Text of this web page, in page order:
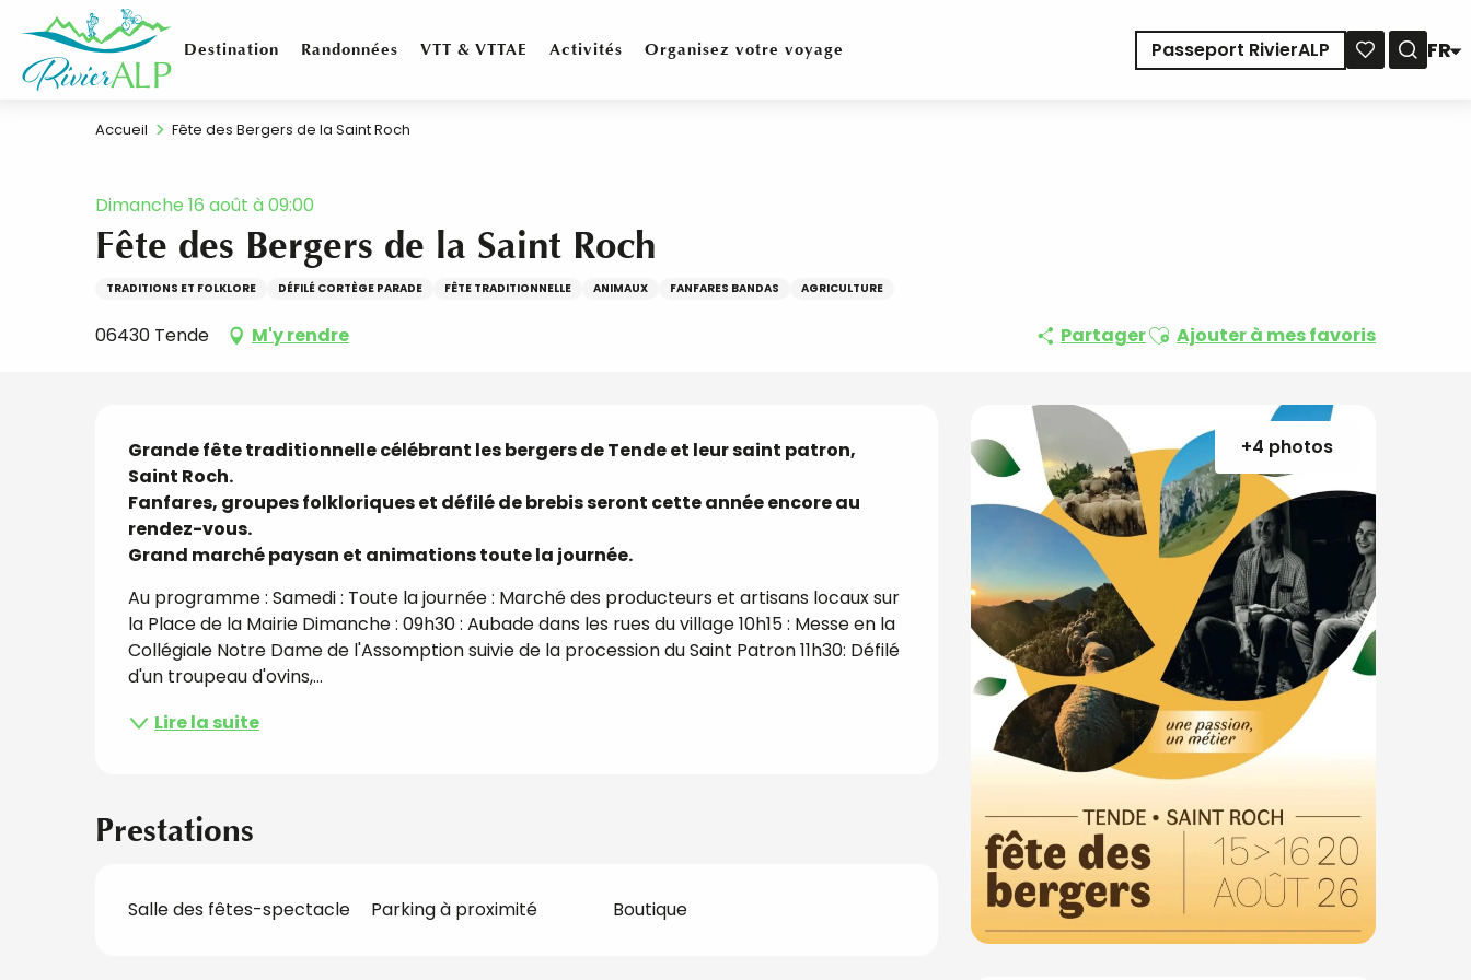
contenu
principal
Passeport RivierALP
FR
Destination Randonnées VTT & VTTAE Activités Organisez votre voyage
Accueil Fête des Bergers de la Saint Roch
Dimanche 16 août à 09:00
Fête des Bergers de la Saint Roch
TRADITIONS ET FOLKLORE DÉFILÉ CORTÈGE PARADE FÊTE TRADITIONNELLE ANIMAUX FANFARES BANDAS AGRICULTURE
06430 Tende M'y rendre PartagerAjouter aux favoris
Ajouter à mes favoris
+4 photos
Description
Grande fête traditionnelle célébrant les bergers de Tende et leur saint patron,
Saint Roch.
Fanfares, groupes folkloriques et défilé de brebis seront cette année encore au
rendez-vous.
Grand marché paysan et animations toute la journée.
Au programme : Samedi : Toute la journée : Marché des producteurs et artisans locaux sur
la Place de la Mairie Dimanche : 09h30 : Aubade dans les rues du village 10h15 : Messe en la
Collégiale Notre Dame de l'Assomption suivie de la procession du Saint Patron 11h30: Défilé
d'un troupeau d'ovins,...
Lire la suite
Prestations
Salle des fêtes-spectacle Parking à proximité Boutique